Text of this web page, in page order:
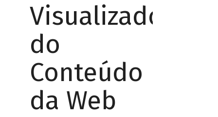
Visualizador
do
Conteúdo
da Web